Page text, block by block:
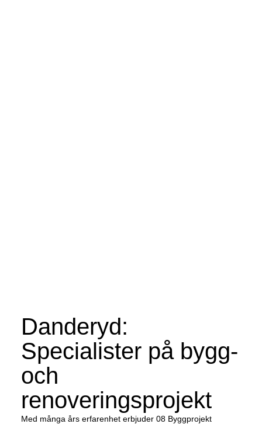
Danderyd:
Specialister på bygg-
och
renoveringsprojekt
Med många års erfarenhet erbjuder 08 Byggprojekt